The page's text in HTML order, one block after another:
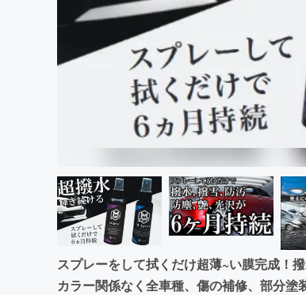
スプレーをして拭くだけ超薄~い膜完成！
カラー関係なく全車種、傷の補修、部分